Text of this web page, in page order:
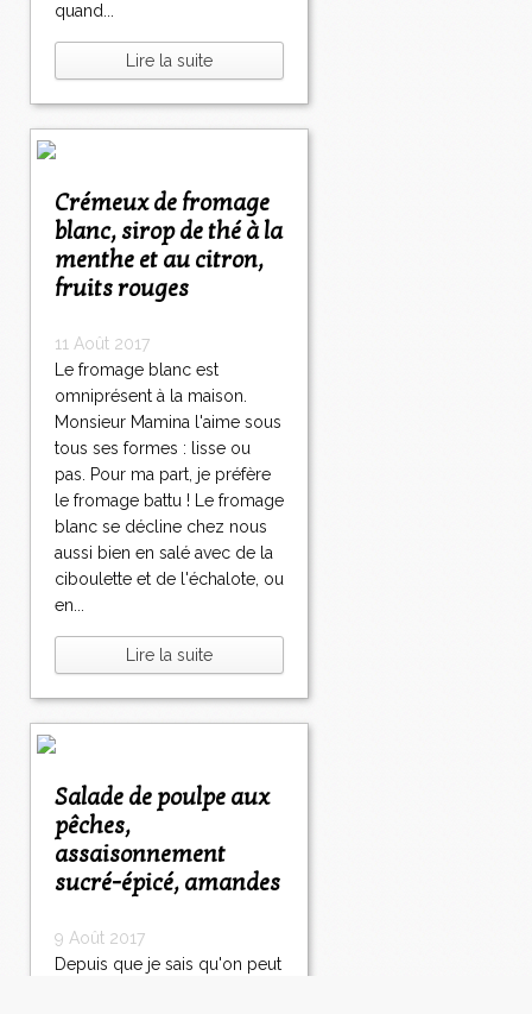
quand...
Lire la suite
Crémeux de fromage
blanc, sirop de thé à la
menthe et au citron,
fruits rouges
11 Août 2017
Le fromage blanc est
omniprésent à la maison.
Monsieur Mamina l'aime sous
tous ses formes : lisse ou
pas. Pour ma part, je préfère
le fromage battu ! Le fromage
blanc se décline chez nous
aussi bien en salé avec de la
ciboulette et de l'échalote, ou
en...
Lire la suite
Salade de poulpe aux
pêches,
assaisonnement
sucré-épicé, amandes
9 Août 2017
Depuis que je sais qu'on peut